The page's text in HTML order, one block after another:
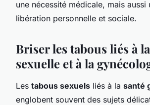
une nécessité médicale, mais aussi
libération personnelle et sociale.
Briser les tabous liés à
sexuelle et à la
Les tabous sexuels liés à la santé
englobent souvent des sujets